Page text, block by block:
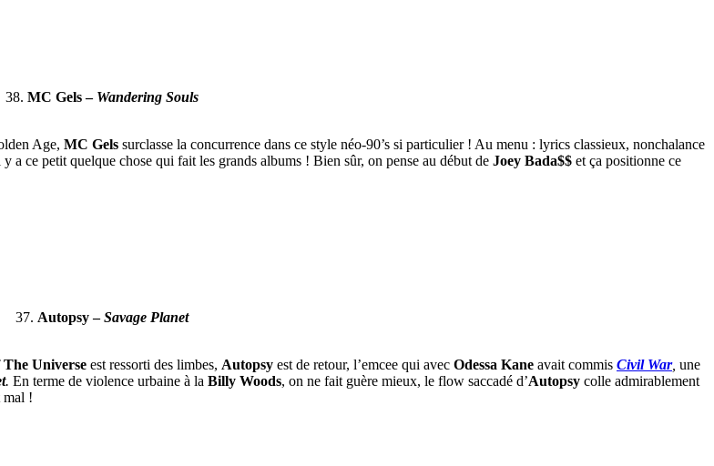
38. MC Gels – Wandering Souls
Age, MC Gels surclasse la concurrence dans ce style néo-90’s si particulier ! Au menu : lyrics classieux, nonchalance
a ce petit quelque chose qui fait les grands albums ! Bien sûr, on pense au début de Joey Bada$$ et ça positionne ce
37. Autopsy –Savage Planet
The Universe est ressorti des limbes, Autopsy est de retour, l’emcee qui avec Odessa Kane avait commis Civil War, une
. En terme de violence urbaine à la Billy Woods, on ne fait guère mieux, le flow saccadé d’Autopsy colle admirablement
mal !